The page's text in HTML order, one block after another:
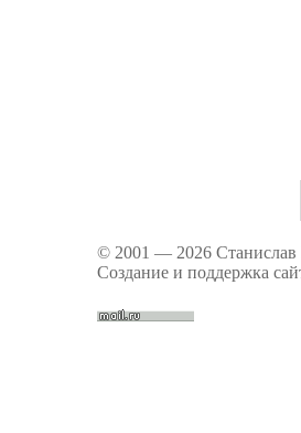
© 2001 — 2026 Станислав
Создание и поддержка